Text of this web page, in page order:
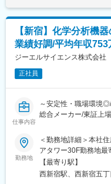
国に製品を輸出して
定です。
【就業環境◎】：当社
組んでいます。年間
めた休日を設け、メ
ます。
変更の範囲：会社の
頻度：年6~10回程度
エリア：東南アジア
※将来的には、志向性
です。
※顧客先での機械故障
チームが対応します。
■組織構成：海外営業
部長含め現在2名構成
ア領域をまずはご担
■同社の製品のご紹介
金属検出機、重量選
鉄装置、セキュリティ
※ゲート式金属探知器
【新宿】化学分析機
業績好調/平均年収753
ジーエルサイエンス株式会社
正社員
仕事内容
～安定性・職場環境
総合メーカー/東証上
15分～
■当社について
分析機器・分析消耗
インがどのくらい入
勤務地
＜勤務地詳細＞本社
アタワー30F勤務地最
策：屋内全面禁煙変
【最寄り駅】
西新宿駅、西新宿五